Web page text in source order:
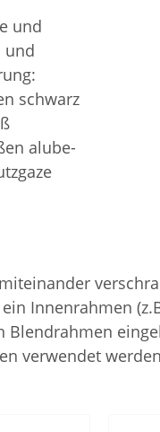
und
und
schwarz
alube-
Innenrahmen
Blendrahmen
verwendet